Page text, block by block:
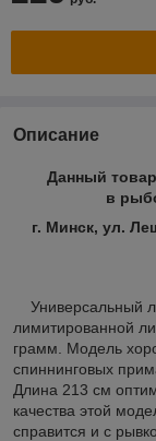
Описание
Данный
в
г. Минск, ул.
Универсальный
лимитированной
грамм. Модель
спиннинговых
Длина 213 см
качества этой
справится и с